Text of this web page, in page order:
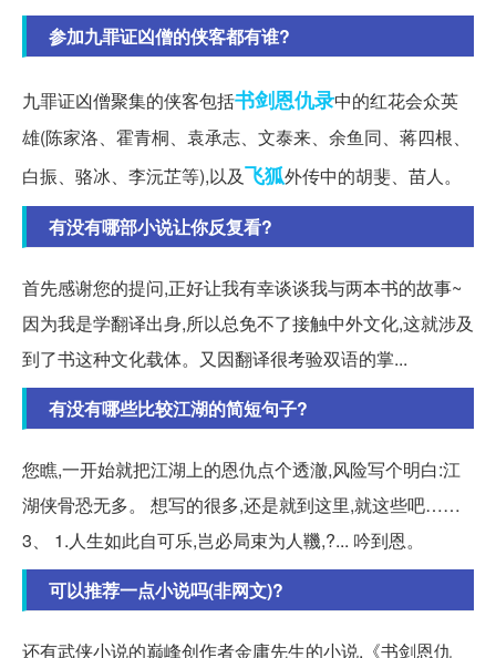
参加九罪证凶僧的侠客都有谁?
九罪证凶僧聚集的侠客包括书剑恩仇录中的红花会众英
雄(陈家洛、霍青桐、袁承志、文泰来、余鱼同、蒋四根、
白振、骆冰、李沅芷等),以及飞狐外传中的胡斐、苗人。
有没有哪部小说让你反复看?
首先感谢您的提问,正好让我有幸谈谈我与两本书的故事~
因为我是学翻译出身,所以总免不了接触中外文化,这就涉及
到了书这种文化载体。又因翻译很考验双语的掌...
有没有哪些比较江湖的简短句子?
您瞧,一开始就把江湖上的恩仇点个透澈,风险写个明白:江
湖侠骨恐无多。 想写的很多,还是就到这里,就这些吧……
3、 1.人生如此自可乐,岂必局束为人鞿,?... 吟到恩。
可以推荐一点小说吗(非网文)?
还有武侠小说的巅峰创作者金庸先生的小说,《书剑恩仇